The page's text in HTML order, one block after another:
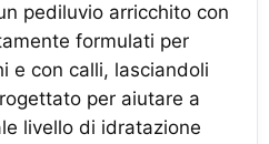
pediluvio arricchito con
formulati per
e con calli, lasciandoli
per aiutare a
livello di idratazione